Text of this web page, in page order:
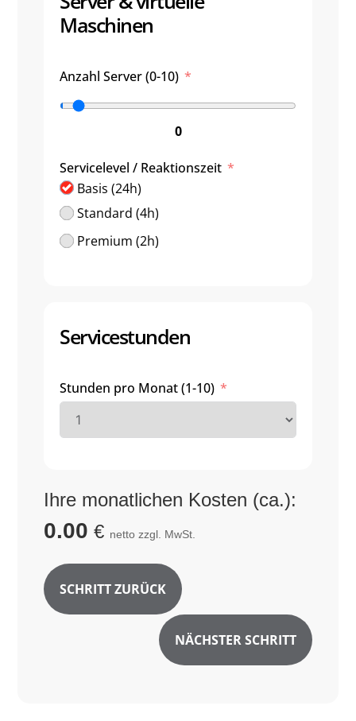
Maschinen
Anzahl Server (0-10)
0
Servicelevel / Reaktionszeit
Basis (24h)
Standard (4h)
Premium (2h)
Servicestunden
Stunden pro Monat (1-10)
Ihre monatlichen Kosten (ca.):
0.00 € netto zzgl. MwSt.
SCHRITT ZURÜCK
NÄCHSTER SCHRITT